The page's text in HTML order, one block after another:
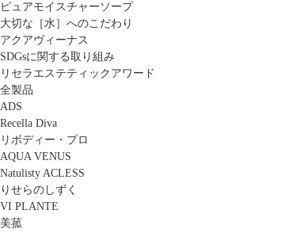
ピュアモイスチャーソープ
大切な［水］へのこだわり
アクアヴィーナス
SDGsに関する取り組み
リセラエステティックアワード
全製品
ADS
Recella Diva
リボディー・プロ
AQUA VENUS
Natulisty ACLESS
りせらのしずく
VI PLANTE
美菰